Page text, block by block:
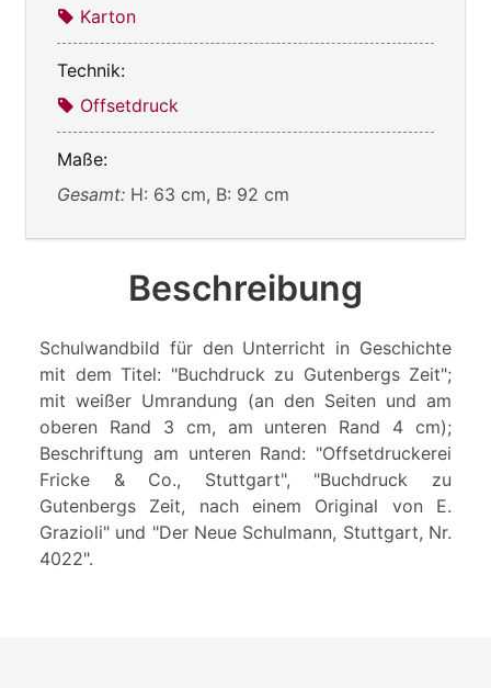
Karton
Technik:
Offsetdruck
Maße:
Gesamt: H: 63 cm, B: 92 cm
Beschreibung
Schulwandbild für den Unterricht in Geschichte
mit dem Titel: "Buchdruck zu Gutenbergs Zeit";
mit weißer Umrandung (an den Seiten und am
oberen Rand 3 cm, am unteren Rand 4 cm);
Beschriftung am unteren Rand: "Offsetdruckerei
Fricke & Co., Stuttgart", "Buchdruck zu
Gutenbergs Zeit, nach einem Original von E.
Grazioli" und "Der Neue Schulmann, Stuttgart, Nr.
4022".